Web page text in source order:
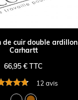
de cuir double ardillon
Carhartt
66,95 € TTC
12 avis